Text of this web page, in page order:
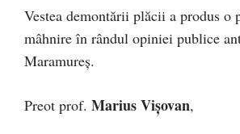
Vestea demontării plăcii a produs o
mâhnire în rândul opiniei publice
Maramureş.
Preot prof. Marius Vişovan,